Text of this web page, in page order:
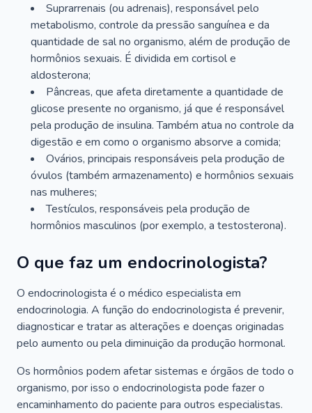
Suprarrenais (ou adrenais), responsável pelo
metabolismo, controle da pressão sanguínea e da
quantidade de sal no organismo, além de produção de
hormônios sexuais. É dividida em cortisol e
aldosterona;
Pâncreas, que afeta diretamente a quantidade de
glicose presente no organismo, já que é responsável
pela produção de insulina. Também atua no controle da
digestão e em como o organismo absorve a comida;
Ovários, principais responsáveis pela produção de
óvulos (também armazenamento) e hormônios sexuais
nas mulheres;
Testículos, responsáveis pela produção de
hormônios masculinos (por exemplo, a testosterona).
O que faz um endocrinologista?
O endocrinologista é o médico especialista em
endocrinologia. A função do endocrinologista é prevenir,
diagnosticar e tratar as alterações e doenças originadas
pelo aumento ou pela diminuição da produção hormonal.
Os hormônios podem afetar sistemas e órgãos de todo o
organismo, por isso o endocrinologista pode fazer o
encaminhamento do paciente para outros especialistas.